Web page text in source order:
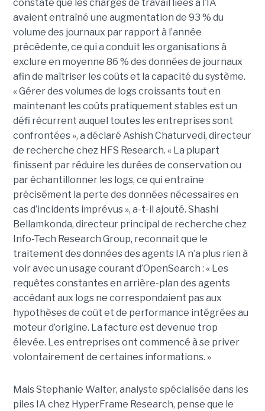
constaté que les charges de travail liées à l’IA
avaient entraîné une augmentation de 93 % du
volume des journaux par rapport à l’année
précédente, ce qui a conduit les organisations à
exclure en moyenne 86 % des données de journaux
afin de maîtriser les coûts et la capacité du système.
« Gérer des volumes de logs croissants tout en
maintenant les coûts pratiquement stables est un
défi récurrent auquel toutes les entreprises sont
confrontées », a déclaré Ashish Chaturvedi, directeur
de recherche chez HFS Research. « La plupart
finissent par réduire les durées de conservation ou
par échantillonner les logs, ce qui entraîne
précisément la perte des données nécessaires en
cas d’incidents imprévus », a-t-il ajouté. Shashi
Bellamkonda, directeur principal de recherche chez
Info-Tech Research Group, reconnait que le
traitement des données des agents IA n’a plus rien à
voir avec un usage courant d’OpenSearch : « Les
requêtes constantes en arrière-plan des agents
accédant aux logs ne correspondaient pas aux
hypothèses de coût et de performance intégrées au
moteur d’origine. La facture est devenue trop
élevée. Les entreprises ont commencé à se priver
volontairement de certaines informations. »
Mais Stephanie Walter, analyste spécialisée dans les
piles IA chez HyperFrame Research, pense que le